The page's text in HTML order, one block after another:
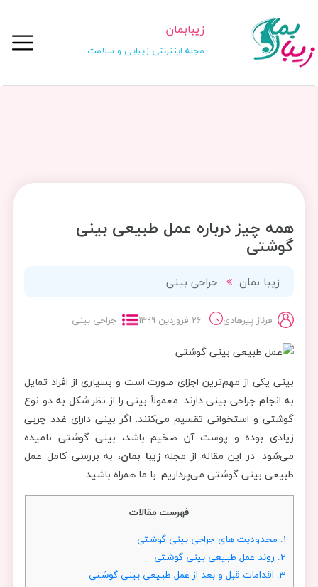
زیبابمان
مجله اینترنتی زیبایی و سلامت
همه چیز درباره عمل طبیعی بینی
گوشتی
زیبا بمان جراحی بینی
فرناز پیرهادی 26 فروردین 1399 جراحی بینی
بینی یکی از مهم‌ترین اجزای صورت است و بسیاری از افراد تمایل
به انجام جراحی بینی دارند. معمولاً بینی را از نظر شکل به دو نوع
گوشتی و استخوانی تقسیم می‌کنند. اگر بینی دارای غدد چربی
زیادی بوده و پوست آن ضخیم باشد، بینی گوشتی نامیده
می‌شود. در این مقاله از مجلهزیبا بمان، به بررسی کامل عمل
طبیعی بینی گوشتی می‌پردازیم. با ما همراه باشید.
فهرست مقالات
1. محدودیت های جراحی بینی گوشتی
2. روند عمل طبیعی بینی گوشتی
3. اقدامات قبل و بعد از عمل طبیعی بینی گوشتی